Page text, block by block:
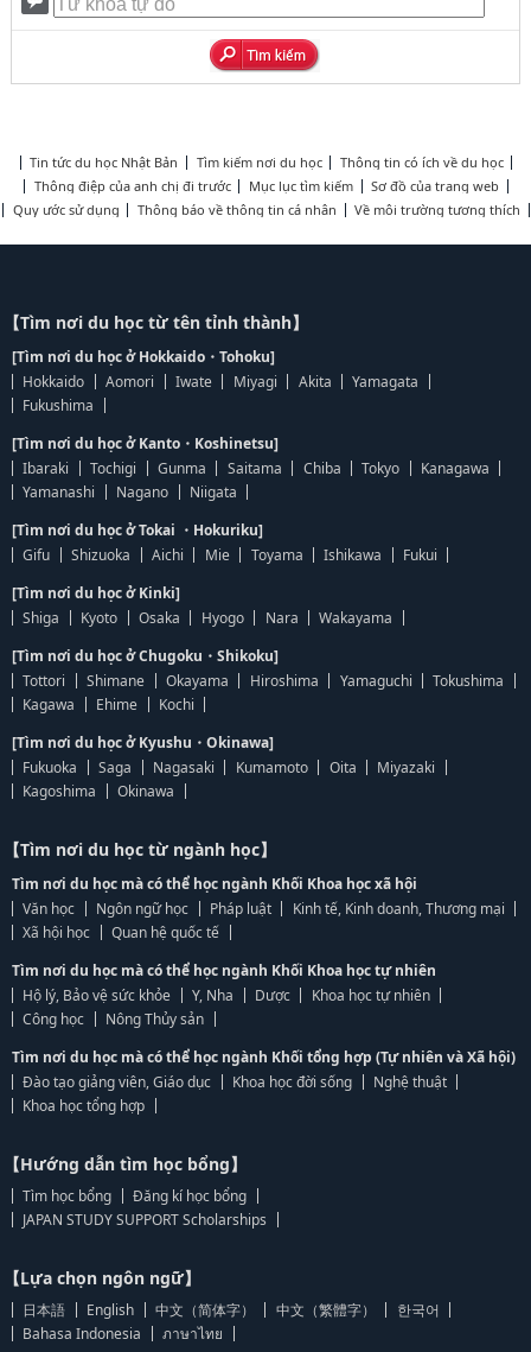
Tin tức du học Nhật Bản Tìm kiếm nơi du học
Thông tin có ích về du học
Thông điệp của anh chị đi trước
Mục lục tìm kiếm
Sơ đồ của trang web
Quy ước sử dụng
Thông báo về thông tin cá nhân Về môi trường tương thích
【Tìm nơi du học từ tên tỉnh thành】
[Tìm nơi du học ở Hokkaido・Tohoku]
Hokkaido
Aomori Iwate Miyagi Akita
Yamagata
Fukushima
[Tìm nơi du học ở Kanto・Koshinetsu]
Ibaraki
Tochigi Gunma Saitama Chiba Tokyo
Kanagawa
Yamanashi
Nagano
Niigata
[Tìm nơi du học ở Tokai ・Hokuriku]
Gifu
Shizuoka Aichi Mie Toyama Ishikawa
Fukui
[Tìm nơi du học ở Kinki]
Shiga
Kyoto Osaka Hyogo Nara
Wakayama
[Tìm nơi du học ở Chugoku・Shikoku]
Tottori
Shimane Okayama Hiroshima Yamaguchi
Tokushima
Kagawa
Ehime
Kochi
[Tìm nơi du học ở Kyushu・Okinawa]
Fukuoka
Saga Nagasaki Kumamoto Oita
Miyazaki
Kagoshima
Okinawa
【Tìm nơi du học từ ngành học】
Tìm nơi du học mà có thể học ngành Khối Khoa học xã hội
Văn học
Ngôn ngữ học Pháp luật
Kinh tế, Kinh doanh, Thương mại
Xã hội học
Quan hệ quốc tế
Tìm nơi du học mà có thể học ngành Khối Khoa học tự nhiên
Hộ lý, Bảo vệ sức khỏe
Y, Nha Dược
Khoa học tự nhiên
Công học
Nông Thủy sản
Tìm nơi du học mà có thể học ngành Khối tổng hợp (Tự nhiên và Xã hội)
Đào tạo giảng viên, Giáo dục
Khoa học đời sống
Nghệ thuật
Khoa học tổng hợp
【Hướng dẫn tìm học bổng】
Tìm học bổng
Đăng kí học bổng
JAPAN STUDY SUPPORT Scholarships
【Lựa chọn ngôn ngữ】
日本語 English 中文（简体字） 中文（繁體字）
한국어
Bahasa Indonesia
ภาษาไทย